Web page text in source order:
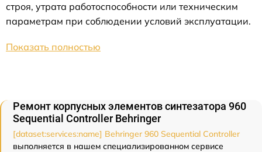
строя, утрата работоспособности или техническим
параметрам при соблюдении условий эксплуатации.
Показать полностью
Ремонт корпусных элементов синтезатора 960
Sequential Controller Behringer
[dataset:services:name] Behringer 960 Sequential Controller
выполняется в нашем специализированном сервисе